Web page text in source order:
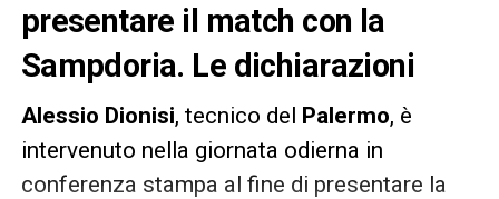
presentare il match con la
Sampdoria. Le dichiarazioni
Alessio Dionisi, tecnico del Palermo, è
intervenuto nella giornata odierna in
conferenza stampa al fine di presentare la